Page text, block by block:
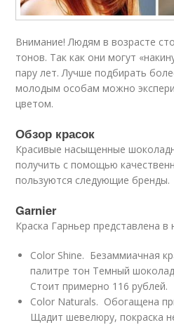
Внимание! Людям в возрасте
тонов. Так как они могут
пару лет. Лучше подбирать
молодым особам можно
цветом.
Обзор красок
Красивые насыщенные
получить с помощью
пользуются следующие бренды.
Garnier
Краска Гарньер представлена в
Color Shine. Безаммиачная
палитре тон Темный
Стоит примерно 116 рублей.
Color Naturals. Обогащена
Щадит шевелюру, покраска